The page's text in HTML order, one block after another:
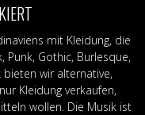
mit Kleidung, die
Punk, Gothic, Burlesque,
bieten wir alternative,
Kleidung verkaufen,
wollen. Die Musik ist